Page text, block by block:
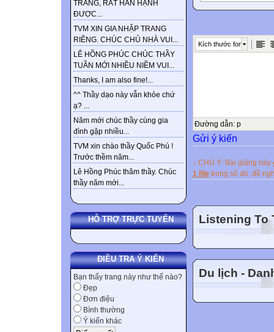
TRANG, RẤT HÂN HẠNH
ĐƯỢC...
TVM XIN GIA NHẬP TRANG
RIÊNG. CHÚC CHỦ NHÀ VUI...
LÊ HỒNG PHÚC CHÚC THẦY
TUẦN MỚI NHIỀU NIỀM VUI...
Thanks, I am also fine!...
^^ Thầy dạo này vẫn khỏe chứ
ạ? ...
Năm mới chúc thầy cùng gia
đình gặp nhiều...
TVM xin chào thầy Quốc Phú !
Trước thềm năm...
Lê Hồng Phúc thăm thầy. Chúc
thầy năm mới...
HỖ TRỢ TRỰC TUYẾN
ĐIỀU TRA Ý KIẾN
Bạn thấy trang này như thế nào?
Đẹp
Đơn điệu
Bình thường
Ý kiến khác
WOMEN’S
What is this
POLE
What was his
2. His record
C. 5.10 m D.
VIETNAM’S
What team is
Discuss the
1
THE 22nd SEA
UNIT 13
Kích thước font
Đường dẫn: p
Gửi ý kiến
↓ CHÚ Ý: Bài giảng này
1 file trong số đó, đề
Listening To
Du lịch -